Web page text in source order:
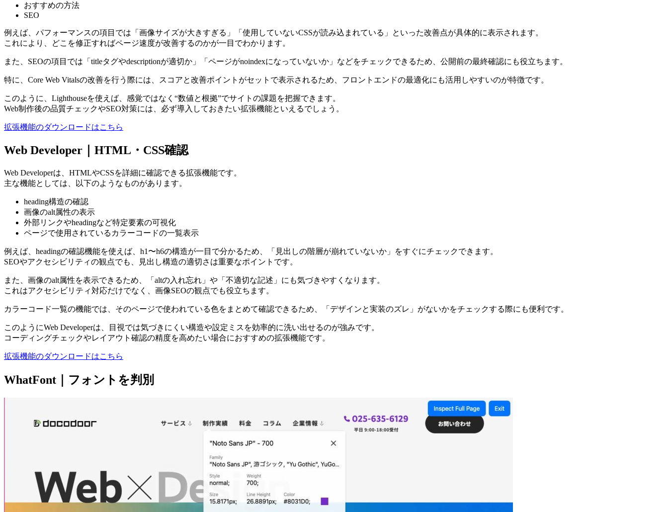
おすすめの方法
SEO
例えば、パフォーマンスの項目では「画像サイズが大きすぎる」「使用していないCSSが読み込まれている」といった改善点が具体的に表示されます。
これにより、どこを修正すればページ速度が改善するのかが一目でわかります。
また、SEOの項目では「titleタグやdescriptionが適切か」「ページがnoindexになっていないか」などをチェックできるため、公開前の最終確認にも役立ちます。
特に、Core Web Vitalsの改善を行う際には、スコアと改善ポイントがセットで表示されるため、フロントエンドの最適化にも活用しやすいのが特徴です。
このように、Lighthouseを使えば、感覚ではなく“数値と根拠”でサイトの課題を把握できます。
Web制作後の品質チェックやSEO対策には、必ず導入しておきたい拡張機能といえるでしょう。
拡張機能のダウンロードはこちら
Web Developer｜HTML・CSS確認
Web Developerは、HTMLやCSSを詳細に確認できる拡張機能です。
主な機能としては、以下のようなものがあります。
heading構造の確認
画像のalt属性の表示
外部リンクやheadingなど特定要素の可視化
ページで使用されているカラーコードの一覧表示
例えば、headingの確認機能を使えば、h1〜h6の構造が一目で分かるため、「見出しの階層が崩れていないか」をすぐにチェックできます。
SEOやアクセシビリティの観点でも、見出し構造の適切さは重要なポイントです。
また、画像のalt属性を表示できるため、「altの入れ忘れ」や「不適切な記述」にも気づきやすくなります。
これはアクセシビリティ対応だけでなく、画像SEOの観点でも役立ちます。
カラーコード一覧の機能では、そのページで使われている色をまとめて確認できるため、「デザインと実装のズレ」がないかをチェックする際にも便利です。
このようにWeb Developerは、目視では気づきにくい構造や設定ミスを効率的に洗い出せるのが強みです。
コーディングチェックやレイアウト確認の精度を高めたい場合におすすめの拡張機能です。
拡張機能のダウンロードはこちら
WhatFont｜フォントを判別